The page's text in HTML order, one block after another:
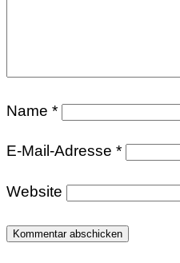
Name *
E-Mail-Adresse *
Website